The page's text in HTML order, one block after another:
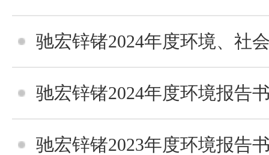
驰宏锌锗2024年度环境、社会
驰宏锌锗2024年度环境报告
驰宏锌锗2023年度环境报告